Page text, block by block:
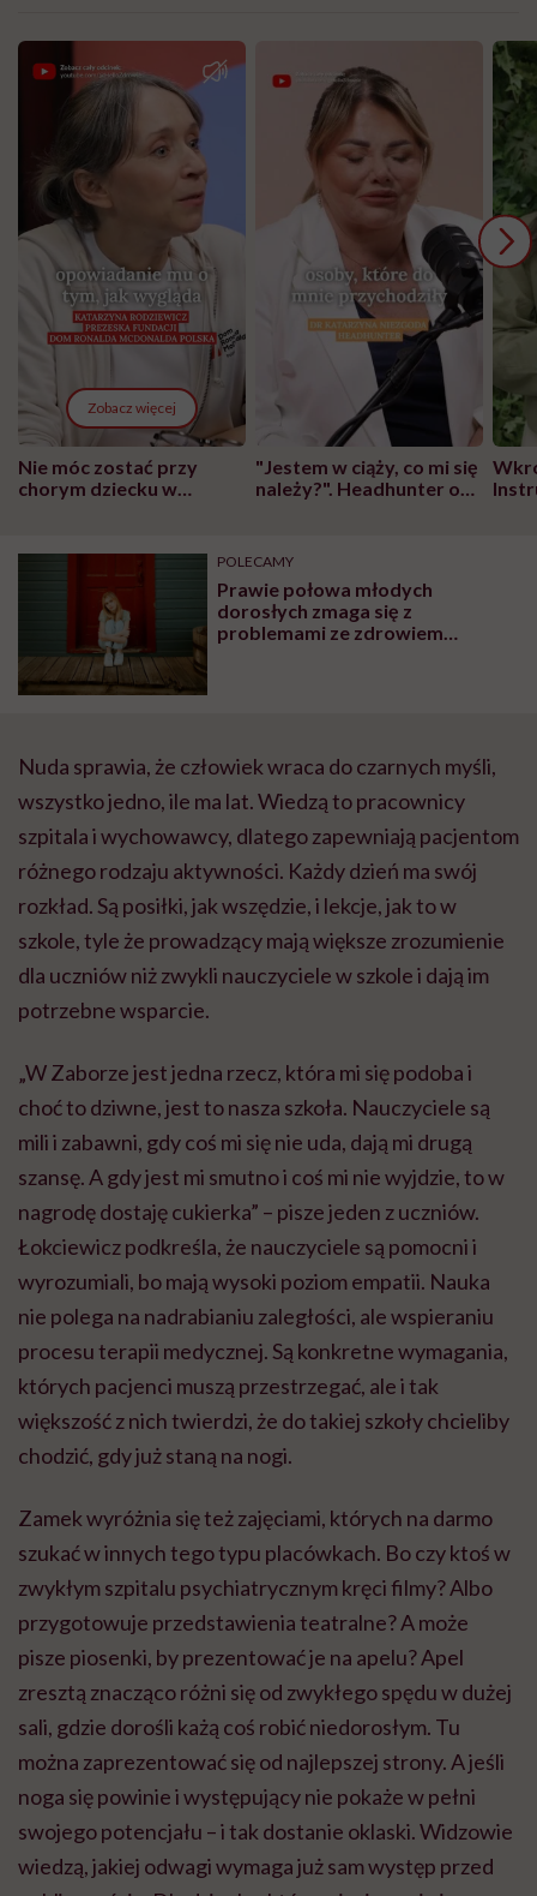
Zobacz więcej
Nie móc zostać przy
chorym dziecku w
może chyba tylko
głupota i brak
wyobraźni"
"Jestem w ciąży, co mi się
należy?". Headhunter o
pracy
POLECAMY
Prawie połowa młodych
dorosłych zmaga się z
problemami ze zdrowiem
Nuda sprawia, że człowiek wraca do czarnych myśli,
wszystko jedno, ile ma lat. Wiedzą to pracownicy
szpitala i wychowawcy, dlatego zapewniają pacjentom
różnego rodzaju aktywności. Każdy dzień ma swój
rozkład. Są posiłki, jak wszędzie, i lekcje, jak to w
szkole, tyle że prowadzący mają większe zrozumienie
dla uczniów niż zwykli nauczyciele w szkole i dają im
potrzebne wsparcie.
„W Zaborze jest jedna rzecz, która mi się podoba i
choć to dziwne, jest to nasza szkoła. Nauczyciele są
mili i zabawni, gdy coś mi się nie uda, dają mi drugą
szansę.A gdy jest mi smutno i coś mi niewyjdzie, to w
nagrodę dostaję cukierka” – pisze jeden z uczniów.
Łokciewiczpodkreśla, że nauczyciele są pomocni i
wyrozumiali, bo mają wysoki poziom empatii. Nauka
nie polega na nadrabianiu zaległości, ale wspieraniu
procesu terapii medycznej. Są konkretne wymagania,
których pacjenci muszą przestrzegać, ale i tak
większość z nich twierdzi, że do takiej szkoły chcieliby
chodzić, gdy już staną na nogi.
Zamek wyróżnia się też zajęciami, których na darmo
szukać w innych tego typu placówkach. Bo czy ktoś w
zwykłym szpitalu psychiatrycznym kręci filmy? Albo
przygotowuje przedstawienia teatralne? A może
pisze piosenki, by prezentować je na apelu? Apel
zresztą znacząco różni się od zwykłego spędu w dużej
sali, gdzie dorośli każą coś robić niedorosłym. Tu
można zaprezentować się od najlepszej strony. A jeśli
noga się powinie i występujący nie pokaże w pełni
swojego potencjału – i tak dostanie oklaski. Widzowie
wiedzą, jakiej odwagi wymaga już sam występ przed